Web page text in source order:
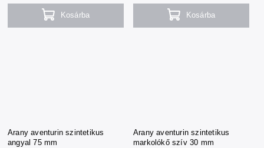
Kosárba Kosárba
Arany aventurin szintetikus
angyal 75 mm
Arany aventurin szintetikus
markolókő szív 30 mm